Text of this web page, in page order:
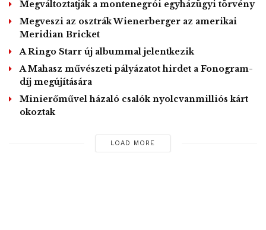
Megváltoztatják a montenegrói egyházügyi törvény
Megveszi az osztrák Wienerberger az amerikai
Meridian Bricket
A Ringo Starr új albummal jelentkezik
A Mahasz művészeti pályázatot hirdet a Fonogram-
díj megújítására
Minierőművel házaló csalók nyolcvanmilliós kárt
okoztak
LOAD MORE